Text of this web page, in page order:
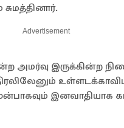
Advertisement
அமர்வு இருக்கின்ற
இனவாதியாக